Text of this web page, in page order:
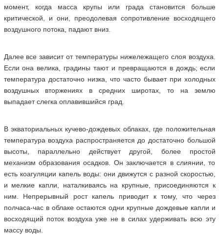
момент, когда масса крупы или града становится больше
критической, и они, преодолевая сопротивление восходящего
воздушного потока, падают вниз.
Далее все зависит от температуры нижележащего слоя воздуха.
Если она велика, градины тают и превращаются в дождь; если
температура достаточно низка, что часто бывает при холодных
воздушных вторжениях в средних широтах, то на землю
выпадает слегка оплавившийся град.
В экваториальных кучево-дождевых облаках, где положительная
температура воздуха распространяется до достаточно большой
высоты, параллельно действует другой, более простой
механизм образования осадков. Он заключается в слиянии, то
есть коагуляции капель воды: они движутся с разной скоростью,
и мелкие капли, наталкиваясь на крупные, присоединяются к
ним. Непрерывный рост капель приводит к тому, что через
полчаса-час в облаке остаются одни крупные дождевые капли и
восходящий поток воздуха уже не в силах удерживать всю эту
массу воды.